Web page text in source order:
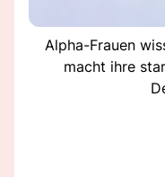
Alpha-Frauen
macht ihre